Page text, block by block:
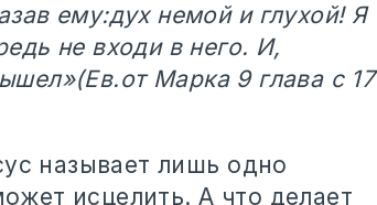
ему:дух немой и глухой! Я
не входи в него. И,
Марка 9 глава с 17
называет лишь одно
исцелить. А что делает